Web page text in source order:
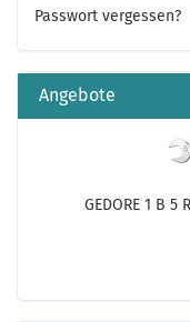
Passwort vergessen?
Angebote
GEDORE 1 B